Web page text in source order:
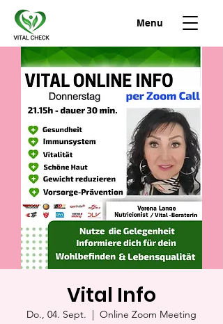
Menu
Vital Info
Do., 04. Sept.
  |
Online Zoom Meeting